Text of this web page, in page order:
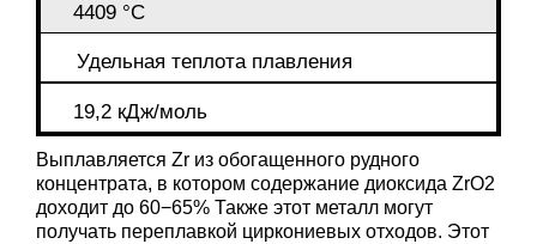
4409 °C
Удельная теплота плавления
19,2 кДж/моль
Выплавляется Zr из обогащенного рудного
концентрата, в котором содержание диоксида ZrO2
доходит до 60−65% Также этот металл могут
получать переплавкой циркониевых отходов. Этот